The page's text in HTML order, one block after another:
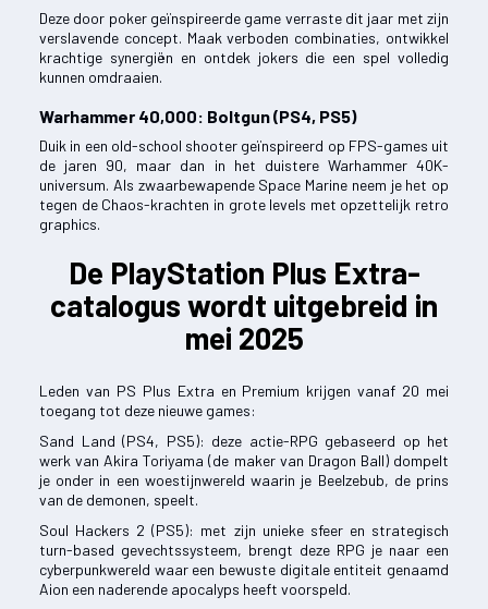
Deze door poker geïnspireerde game verraste dit jaar met zijn
verslavende concept. Maak verboden combinaties, ontwikkel
krachtige synergiën en ontdek jokers die een spel volledig
kunnen omdraaien.
Warhammer 40,000: Boltgun (PS4, PS5)
Duik in een old-school shooter geïnspireerd op FPS-games uit
de jaren 90, maar dan in het duistere Warhammer 40K-
universum. Als zwaarbewapende Space Marine neem je het op
tegen de Chaos-krachten in grote levels met opzettelijk retro
graphics.
De PlayStation Plus Extra-
catalogus wordt uitgebreid in
mei 2025
Leden van PS Plus Extra en Premium krijgen vanaf 20 mei
toegang tot deze nieuwe games:
Sand Land (PS4, PS5): deze actie-RPG gebaseerd op het
werk van Akira Toriyama (de maker van Dragon Ball) dompelt
je onder in een woestijnwereld waarin je Beelzebub, de prins
van de demonen, speelt.
Soul Hackers 2 (PS5): met zijn unieke sfeer en strategisch
turn-based gevechtssysteem, brengt deze RPG je naar een
cyberpunkwereld waar een bewuste digitale entiteit genaamd
Aion een naderende apocalyps heeft voorspeld.